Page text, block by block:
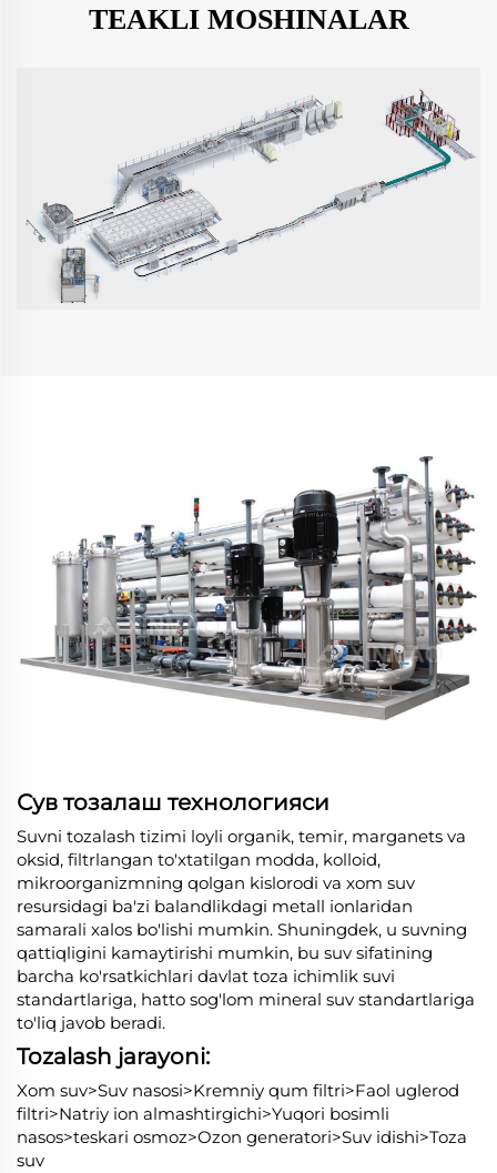
TEAKLI MOSHINALAR
Сув тозалаш технологияси
Suvni tozalash tizimi loyli organik, temir, marganets va
oksid, filtrlangan to'xtatilgan modda, kolloid,
mikroorganizmning qolgan kislorodi va xom suv
resursidagi ba'zi balandlikdagi metall ionlaridan
samarali xalos bo'lishi mumkin. Shuningdek, u suvning
qattiqligini kamaytirishi mumkin, bu suv sifatining
barcha ko'rsatkichlari davlat toza ichimlik suvi
standartlariga, hatto sog'lom mineral suv standartlariga
to'liq javob beradi.
Tozalash jarayoni:
Xom suv>Suv nasosi>Kremniy qum filtri>Faol uglerod
filtri>Natriy ion almashtirgichi>Yuqori bosimli
nasos>teskari osmoz>Ozon generatori>Suv idishi>Toza
suv